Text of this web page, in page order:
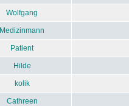
Wolfgang
Medizinmann
Patient
Hilde
kolik
Cathreen